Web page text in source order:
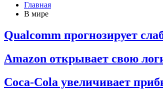
Главная
В мире
Qualcomm прогнозирует
Amazon открывает свою
Coca-Cola увеличивает